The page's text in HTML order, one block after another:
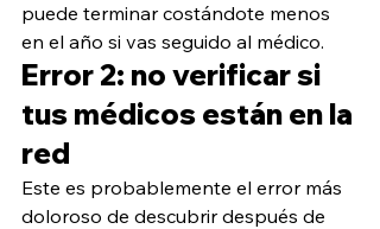
puede terminar costándote menos
en el año si vas seguido al médico.
Error 2: no verificar si
tus médicos están en la
red
Este es probablemente el error más
doloroso de descubrir después de